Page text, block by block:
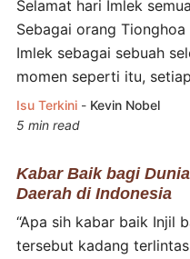
Selamat hari Imlek
Sebagai orang
Imlek sebagai sebuah
momen seperti itu,
Isu Terkini - Kevin Nobel
5 min read
Kabar Baik bagi
Daerah di Indonesia
“Apa sih kabar baik Injil
tersebut kadang